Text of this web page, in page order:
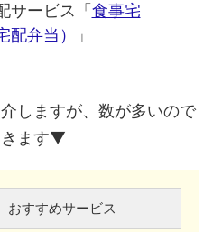
サービス「食事宅
弁当）
」
しますが、数が多いので
きます▼
おすすめサービス